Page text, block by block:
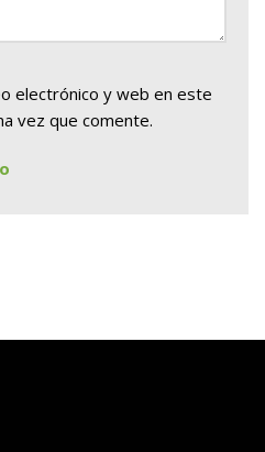
electrónico y web en este
vez que comente.